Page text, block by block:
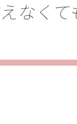
なく